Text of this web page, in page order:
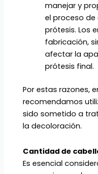
manejar y
el proceso
prótesis. Los
fabricación,
afectar la
prótesis final.
Por estas razones,
recomendamos
sido sometido a
la decoloración.
Cantidad de
Es esencial